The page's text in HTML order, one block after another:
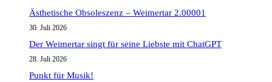
Ästhetische Obsoleszenz – Weimertar 2.00001
30. Juli 2026
Der Weimertar singt für seine Liebste mit ChatGPT
28. Juli 2026
Punkt für Musik!